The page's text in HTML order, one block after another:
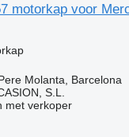
motorkap voor
Molanta, Barcelona
S.L.
met verkoper